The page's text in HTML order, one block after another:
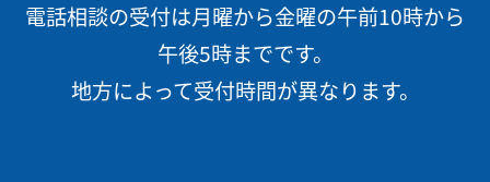
電話相談の受付は月曜から金曜の午前10時から
午後5時までです。
地方によって受付時間が異なります。